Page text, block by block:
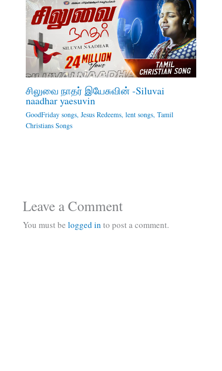
சிலுவை நாதர் இயேசுவின் -Siluvai
naadhar yaesuvin
GoodFriday songs, Jesus Redeems, lent songs, Tamil
Christians Songs
Leave a Comment
You must be logged in to post a comment.